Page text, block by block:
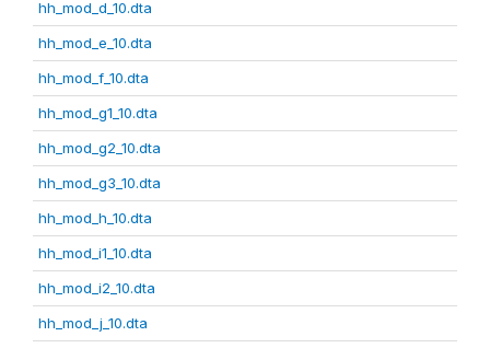
hh_mod_d_10.dta
hh_mod_e_10.dta
hh_mod_f_10.dta
hh_mod_g1_10.dta
hh_mod_g2_10.dta
hh_mod_g3_10.dta
hh_mod_h_10.dta
hh_mod_i1_10.dta
hh_mod_i2_10.dta
hh_mod_j_10.dta